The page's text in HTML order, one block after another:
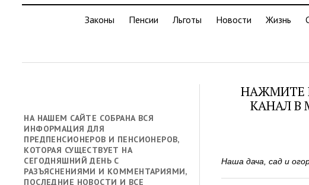
Законы Пенсии Льготы Новости Жизнь
НА НАШЕМ САЙТЕ СОБРАНА ВСЯ
ИНФОРМАЦИЯ ДЛЯ
ПРЕДПЕНСИОНЕРОВ И ПЕНСИОНЕРОВ,
КОТОРАЯ СУЩЕСТВУЕТ НА
СЕГОДНЯШНИЙ ДЕНЬ С
РАЗЪЯСНЕНИЯМИ И КОММЕНТАРИЯМИ,
ПОСЛЕДНИЕ НОВОСТИ И ВСЕ
НАЖМИТЕ
КАНАЛ В
Наша дача, сад и